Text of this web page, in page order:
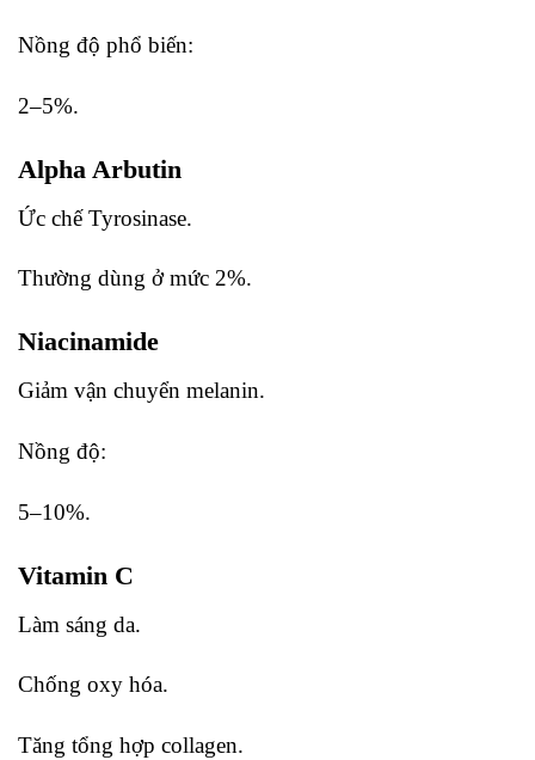
Nồng độ phổ biến:
2–5%.
Alpha Arbutin
Ức chế Tyrosinase.
Thường dùng ở mức 2%.
Niacinamide
Giảm vận chuyển melanin.
Nồng độ:
5–10%.
Vitamin C
Làm sáng da.
Chống oxy hóa.
Tăng tổng hợp collagen.